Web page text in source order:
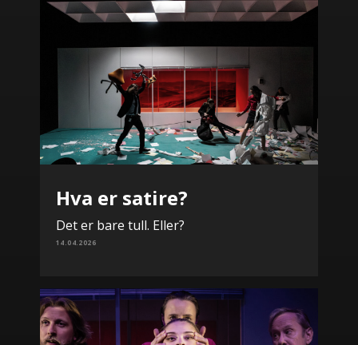
Hva er satire?
Det er bare tull. Eller?
14.04.2026